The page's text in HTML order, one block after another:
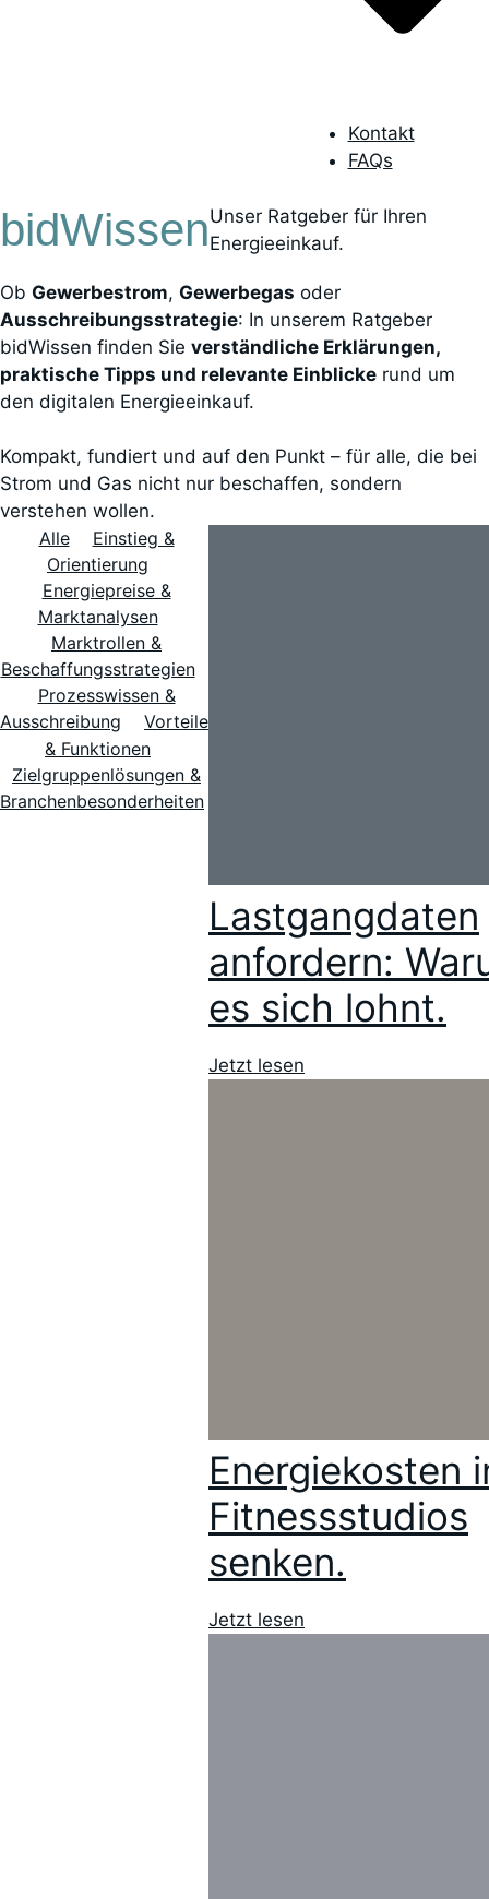
Kontakt
FAQs
bidWissenUnser Ratgeber für Ihren
Energieeinkauf.
Ob Gewerbestrom, Gewerbegas oder
Ausschreibungsstrategie: In unserem Ratgeber
bidWissen finden Sie verständliche Erklärungen,
praktische Tipps und relevante Einblicke rund um
den digitalen Energieeinkauf.
Kompakt, fundiert und auf den Punkt – für alle, die bei
Strom und Gas nicht nur beschaffen, sondern
verstehen wollen.
Alle
Einstieg &
Orientierung
Energiepreise &
Marktanalysen
Marktrollen &
Beschaffungsstrategien
Prozesswissen &
Ausschreibung
Vorteile
& Funktionen
Zielgruppenlösungen &
Branchenbesonderheiten
Lastgangdaten
anfordern:
es sich lohnt.
Jetzt lesen
Energiekosten
Fitnessstudios
senken.
Jetzt lesen